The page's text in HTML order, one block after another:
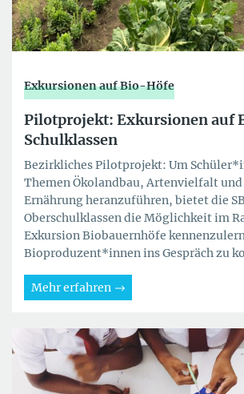
Exkursionen auf Bio-Höfe
Pilotprojekt: Exkursionen auf
Schulklassen
Bezirkliches Pilotprojekt: Um
Themen Ökolandbau, Artenvielfalt
Ernährung heranzuführen, bietet die
Oberschulklassen die Möglichkeit im
Exkursion Biobauernhöfe
Bioproduzent*innen ins Gespräch zu
Mehr erfahren